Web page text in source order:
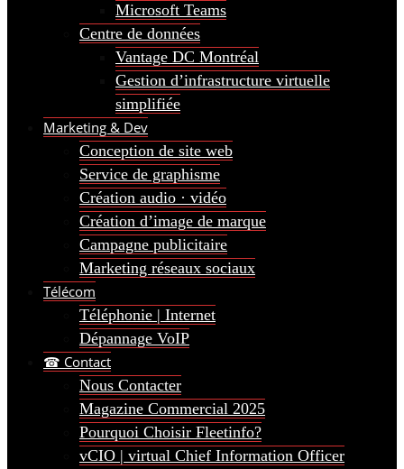
Microsoft Teams
Centre de données
Vantage DC Montréal
Gestion d’infrastructure virtuelle
simplifiée
Marketing & Dev
Conception de site web
Service de graphisme
Création audio · vidéo
Création d’image de marque
Campagne publicitaire
Marketing réseaux sociaux
Télécom
Téléphonie | Internet
Dépannage VoIP
☎ Contact
Nous Contacter
Magazine Commercial 2025
Pourquoi Choisir Fleetinfo?
vCIO | virtual Chief Information Officer